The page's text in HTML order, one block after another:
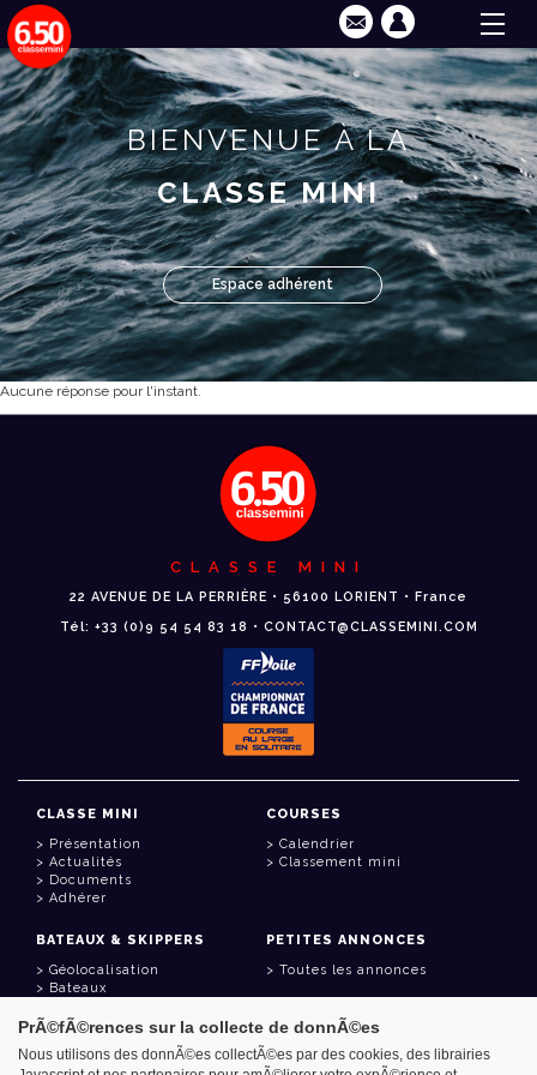
BIENVENUE À LA
CLASSE MINI
Espace adhérent
Aucune réponse pour l'instant.
CLASSE MINI
22 AVENUE DE LA PERRIÈRE • 56100 LORIENT • France
Tél: +33 (0)9 54 54 83 18 • CONTACT@CLASSEMINI.COM
CLASSE MINI
Présentation
Actualités
Documents
Adhérer
COURSES
Calendrier
Classement mini
BATEAUX & SKIPPERS
Géolocalisation
Bateaux
PETITES ANNONCES
Toutes les annonces
LIENS UTILES
PrÃ©fÃ©rences sur la collecte de donnÃ©es
Nous utilisons des donnÃ©es collectÃ©es par des cookies, des librairies